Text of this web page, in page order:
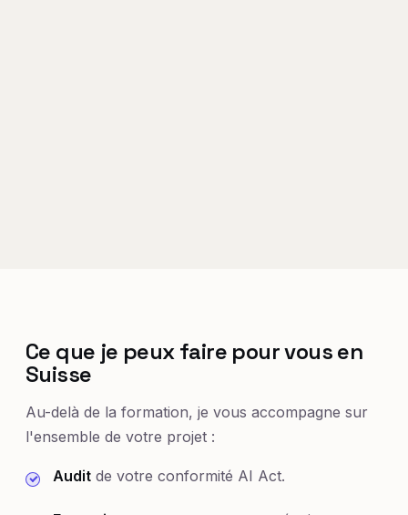
Ce que je peux faire pour vous en
Suisse
Au-delà de la formation, je vous accompagne sur
l'ensemble de votre projet :
Audit de votre conformité AI Act.